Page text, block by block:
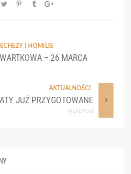
I HOMILIE
– 26 MARCA
AKTUALNOŚCI
JUŻ PRZYGOTOWANE
Next Post